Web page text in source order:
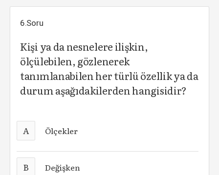
6.Soru
Kişi ya da nesnelere ilişkin,
ölçülebilen, gözlenerek
tanımlanabilen her türlü özellik ya da
durum aşağıdakilerden hangisidir?
A Ölçekler
B Değişken